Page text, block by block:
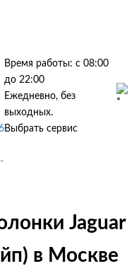
Время работы: с 08:00
до 22:00
Ежедневно, без
выходных.
Выбрать сервис
Jaguar
в Москве